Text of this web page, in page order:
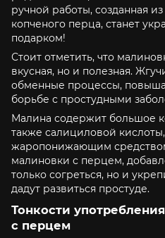
ручной работы, созданная
копченого перца, станет
подарком!
Стоит отметить, что
вкусная, но и полезная.
обменные процессы,
борьбе с простудными
Малина содержит большое
также салициловой
жаропонижающим
малиновки с перцем,
только согреться, но и
дадут развиться простуде.
Тонкости
с перцем